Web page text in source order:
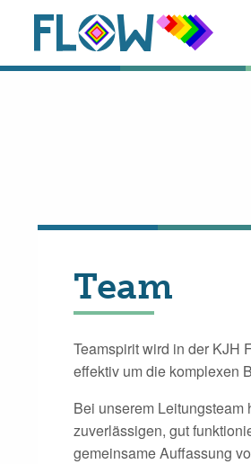
Team
Teamspirit wird in der KJH
effektiv um die komplexen
Bei unserem
zuverlässigen, gut
gemeinsame Auffassung